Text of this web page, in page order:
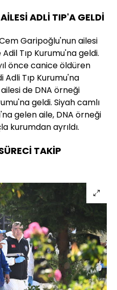
ADLİ TIP'A GELDİ
Garipoğlu'nun ailesi
Tıp Kurumu'na geldi.
önce canice öldüren
Tıp Kurumu'na
de DNA örneği
geldi. Siyah camlı
gelen aile, DNA örneği
kurumdan ayrıldı.
TAKİP